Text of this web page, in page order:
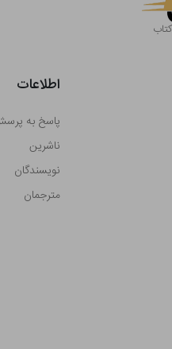
اطلاعات
پاسخ به
ناشرین
نویسندگان
مترجمان